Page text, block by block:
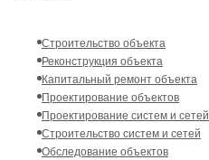
Строительство объекта
Реконструкция объекта
Капитальный ремонт объекта
Проектирование объектов
Проектирование систем и сетей
Строительство систем и сетей
Обследование объектов